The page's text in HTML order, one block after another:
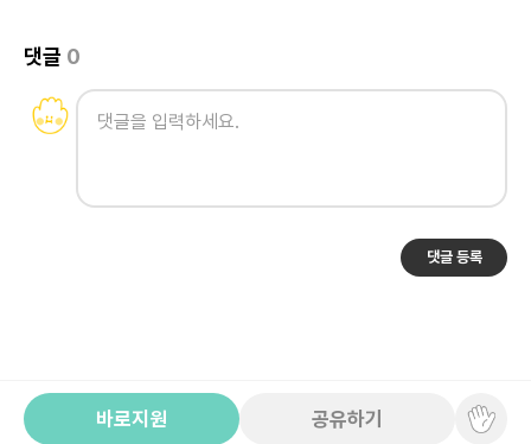
댓글 0
댓글 등록
바로지원 공유하기